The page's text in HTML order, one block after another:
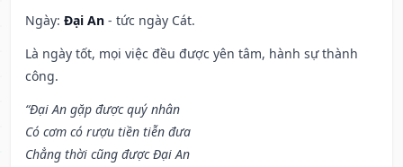
Ngày: Đại An - tức ngày Cát.
Là ngày tốt, mọi việc đều được yên tâm, hành sự thành
công.
“Đại An gặp được quý nhân
Có cơm có rượu tiền tiễn đưa
Chẳng thời cũng được Đại An